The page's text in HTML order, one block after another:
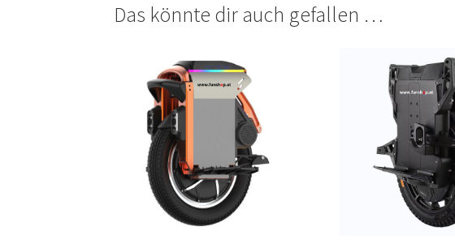
Das könnte dir auch gefallen …